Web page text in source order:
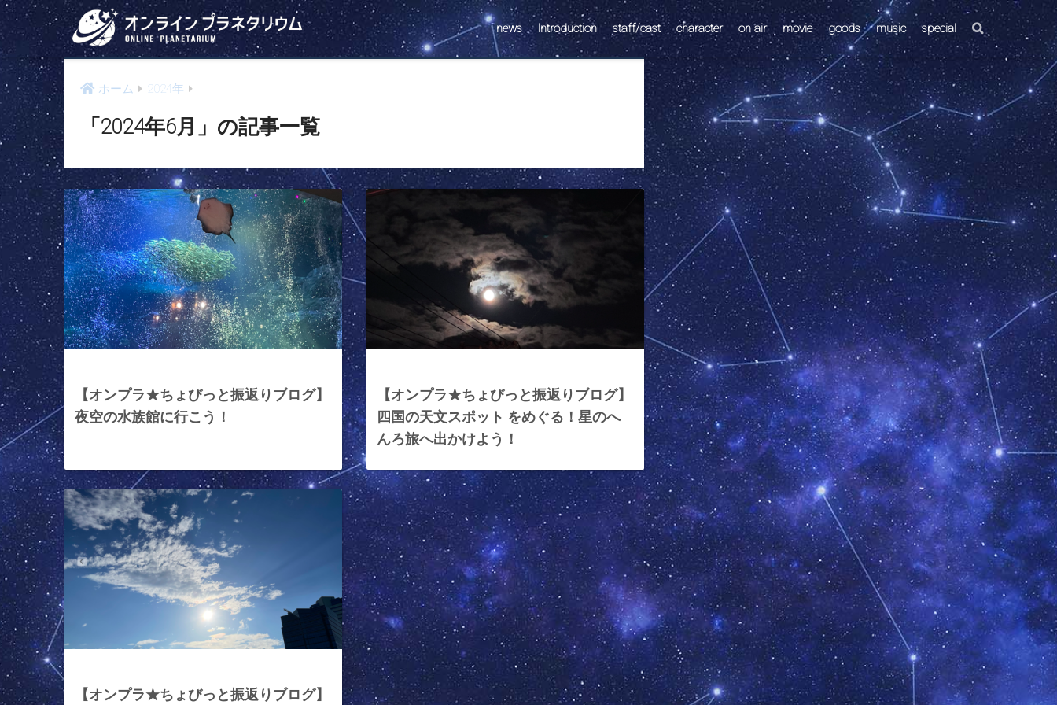
news Introduction staff/cast character on air movie goods music special
ホーム 2024年
「2024年6月」の記事一覧
【オンプラ★ちょびっと振返りブログ】
夜空の水族館に行こう！
【オンプラ★ちょびっと振返りブログ】
四国の天文スポット をめぐる！星のへ
んろ旅へ出かけよう！
【オンプラ★ちょびっと振返りブログ】